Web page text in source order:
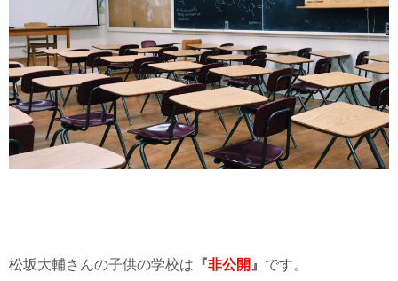
松坂大輔さんの子供の学校は 『非公開 』 です。